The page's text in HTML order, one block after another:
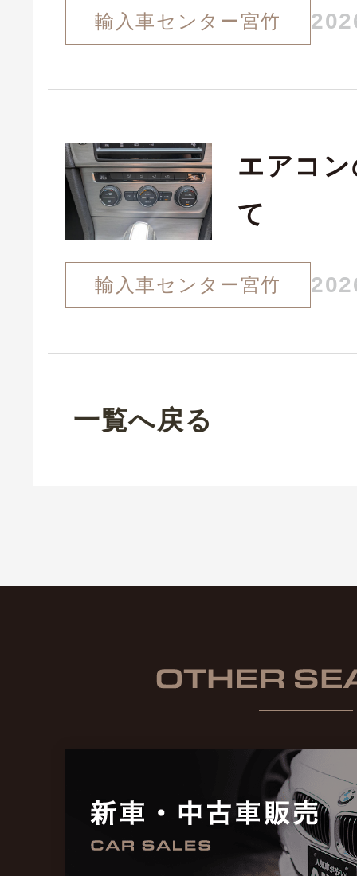
輸入車センター宮竹
エアコ
て
輸入車センター宮竹
一覧へ戻る